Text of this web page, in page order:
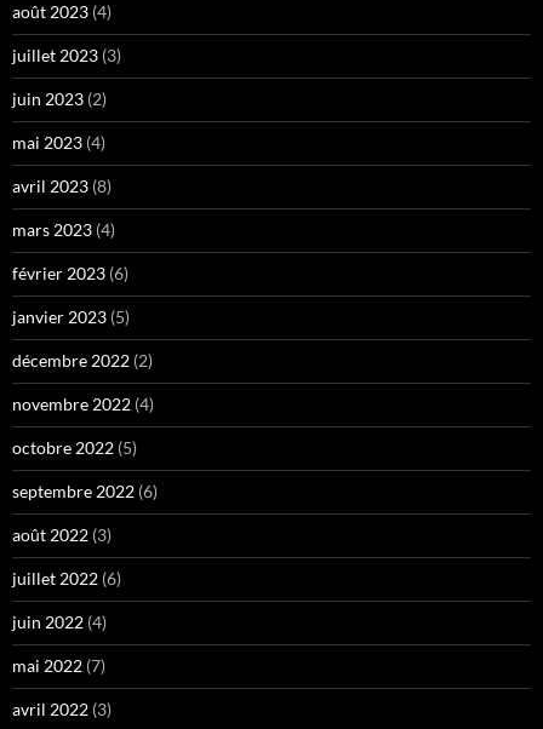
août 2023 (4)
juillet 2023 (3)
juin 2023 (2)
mai 2023 (4)
avril 2023 (8)
mars 2023 (4)
février 2023 (6)
janvier 2023 (5)
décembre 2022 (2)
novembre 2022 (4)
octobre 2022 (5)
septembre 2022 (6)
août 2022 (3)
juillet 2022 (6)
juin 2022 (4)
mai 2022 (7)
avril 2022 (3)